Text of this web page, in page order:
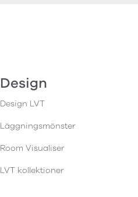
Design
Design LVT
Läggningsmönster
Room Visualiser
LVT kollektioner